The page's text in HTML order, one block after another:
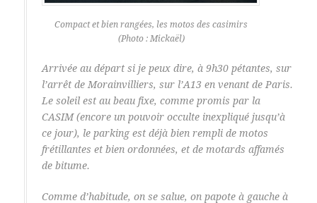
Compact et bien rangées, les motos des casimirs
(Photo : Mickaël)
Arrivée au départ si je peux dire, à 9h30 pétantes, sur
l’arrêt de Morainvilliers, sur l’A13 en venant de Paris.
Le soleil est au beau fixe, comme promis par la
CASIM (encore un pouvoir occulte inexpliqué jusqu’à
ce jour), le parking est déjà bien rempli de motos
frétillantes et bien ordonnées, et de motards affamés
de bitume.
Comme d’habitude, on se salue, on papote à gauche à